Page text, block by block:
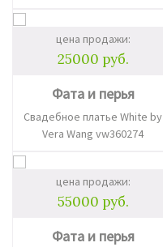
цена продажи:
25000 руб.
Фата и перья
Свадебное платье White by
Vera Wang vw360274
цена продажи:
55000 руб.
Фата и перья